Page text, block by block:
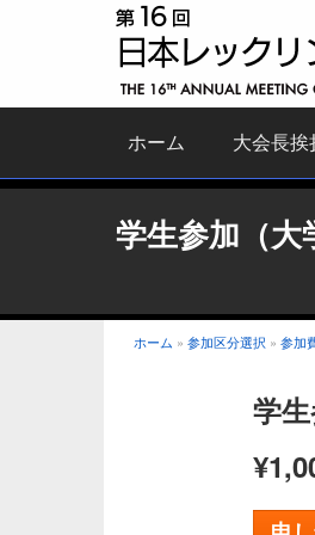
ホーム 大会長挨
学生参加（大
ホーム » 参加区分選択 » 参加
学生
¥